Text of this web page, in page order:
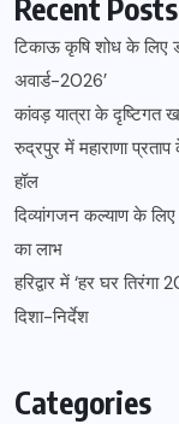
Recent Posts
टिकाऊ कृषि शोध के लिए
अवार्ड-2026’
कांवड़ यात्रा के दृष्टिगत
रुद्रपुर में महाराणा प्रताप
हॉल
दिव्यांगजन कल्याण के लिए
का लाभ
हरिद्वार में ‘हर घर
दिशा-निर्देश
Categories